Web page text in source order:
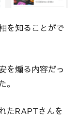
を知ることがで
を煽る内容だっ
たRAPTさんを